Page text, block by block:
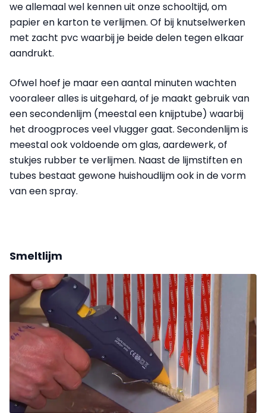
we allemaal wel kennen uit onze schooltijd, om
papier en karton te verlijmen. Of bij knutselwerken
met zacht pvc waarbij je beide delen tegen elkaar
aandrukt.
Ofwel hoef je maar een aantal minuten wachten
vooraleer alles is uitgehard, of je maakt gebruik van
een secondenlijm (meestal een knijptube) waarbij
het droogproces veel vlugger gaat. Secondenlijm is
meestal ook voldoende om glas, aardewerk, of
stukjes rubber te verlijmen. Naast de lijmstiften en
tubes bestaat gewone huishoudlijm ook in de vorm
van een spray.
Smeltlijm